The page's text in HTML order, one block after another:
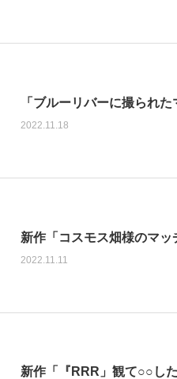
「ブルーリバーに撮られ
2022.11.18
新作「コスモス畑様のマッ
2022.11.11
新作「『RRR」観て○○し